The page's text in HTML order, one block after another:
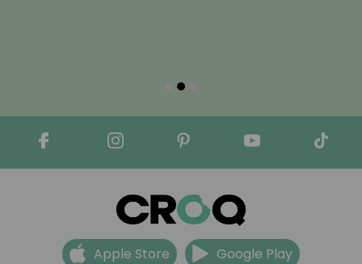
Apple Store Google Play